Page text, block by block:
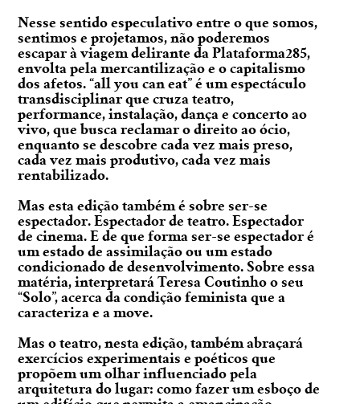
Nesse sentido especulativo entre o que somos,
sentimos e projetamos, não poderemos
escapar à viagem delirante da Plataforma285,
envolta pela mercantilização e o capitalismo
dos afetos. “all you can eat” é um espectáculo
transdisciplinar que cruza teatro,
performance, instalação, dança e concerto ao
vivo, que busca reclamar o direito ao ócio,
enquanto se descobre cada vez mais preso,
cada vez mais produtivo, cada vez mais
rentabilizado.
Mas esta edição também é sobre ser-se
espectador. Espectador de teatro. Espectador
de cinema. E de que forma ser-se espectador é
um estado de assimilação ou um estado
condicionado de desenvolvimento. Sobre essa
matéria, interpretará Teresa Coutinho o seu
“Solo”, acerca da condição feminista que a
caracteriza e a move.
Mas o teatro, nesta edição, também abraçará
exercícios experimentais e poéticos que
propõem um olhar influenciado pela
arquitetura do lugar: como fazer um esboço de